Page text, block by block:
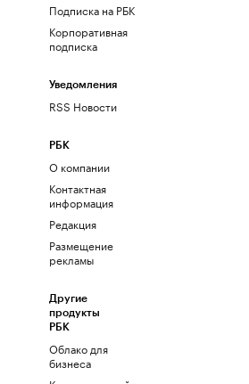
Подписка на РБК
Корпоративная
подписка
Уведомления
RSS Новости
РБК
О компании
Контактная
информация
Редакция
Размещение
рекламы
Другие
продукты
РБК
Облако для
бизнеса